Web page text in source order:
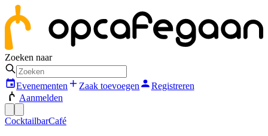
Zoeken naar
Evenementen Zaak toevoegen
Registreren
Aanmelden
CocktailbarCafé